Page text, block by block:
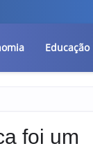
Educação
foi um